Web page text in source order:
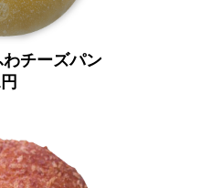
チーズパン